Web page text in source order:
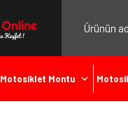
Motosiklet Montu